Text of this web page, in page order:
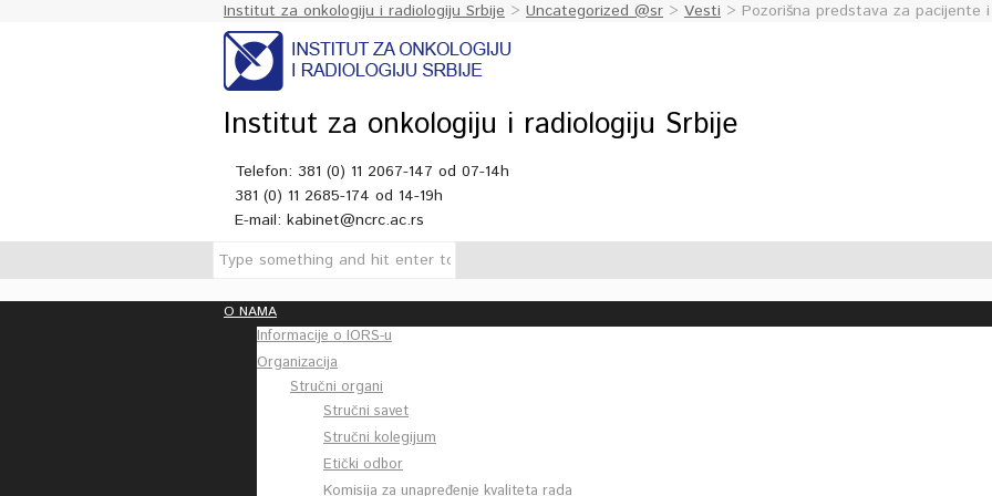
Institut za onkologiju i radiologiju Srbije > Uncategorized @sr > Vesti > Pozorišna predstava za pacijente
Institut za onkologiju i radiologiju Srbije
Telefon: 381 (0) 11 2067-147 od 07-14h
381 (0) 11 2685-174 od 14-19h
E-mail: kabinet@ncrc.ac.rs
O NAMA
Informacije o IORS-u
Organizacija
Stručni organi
Stručni savet
Stručni kolegijum
Etički odbor
Komisija za unapređenje kvaliteta rada